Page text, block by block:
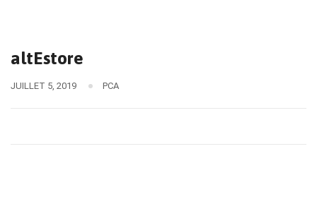
altEstore
JUILLET 5, 2019 PCA